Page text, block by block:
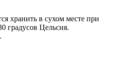
хранить в сухом месте при
градусов Цельсия.